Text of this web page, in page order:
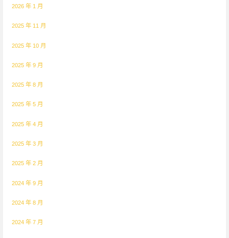
2026 年 1 月
2025 年 11 月
2025 年 10 月
2025 年 9 月
2025 年 8 月
2025 年 5 月
2025 年 4 月
2025 年 3 月
2025 年 2 月
2024 年 9 月
2024 年 8 月
2024 年 7 月